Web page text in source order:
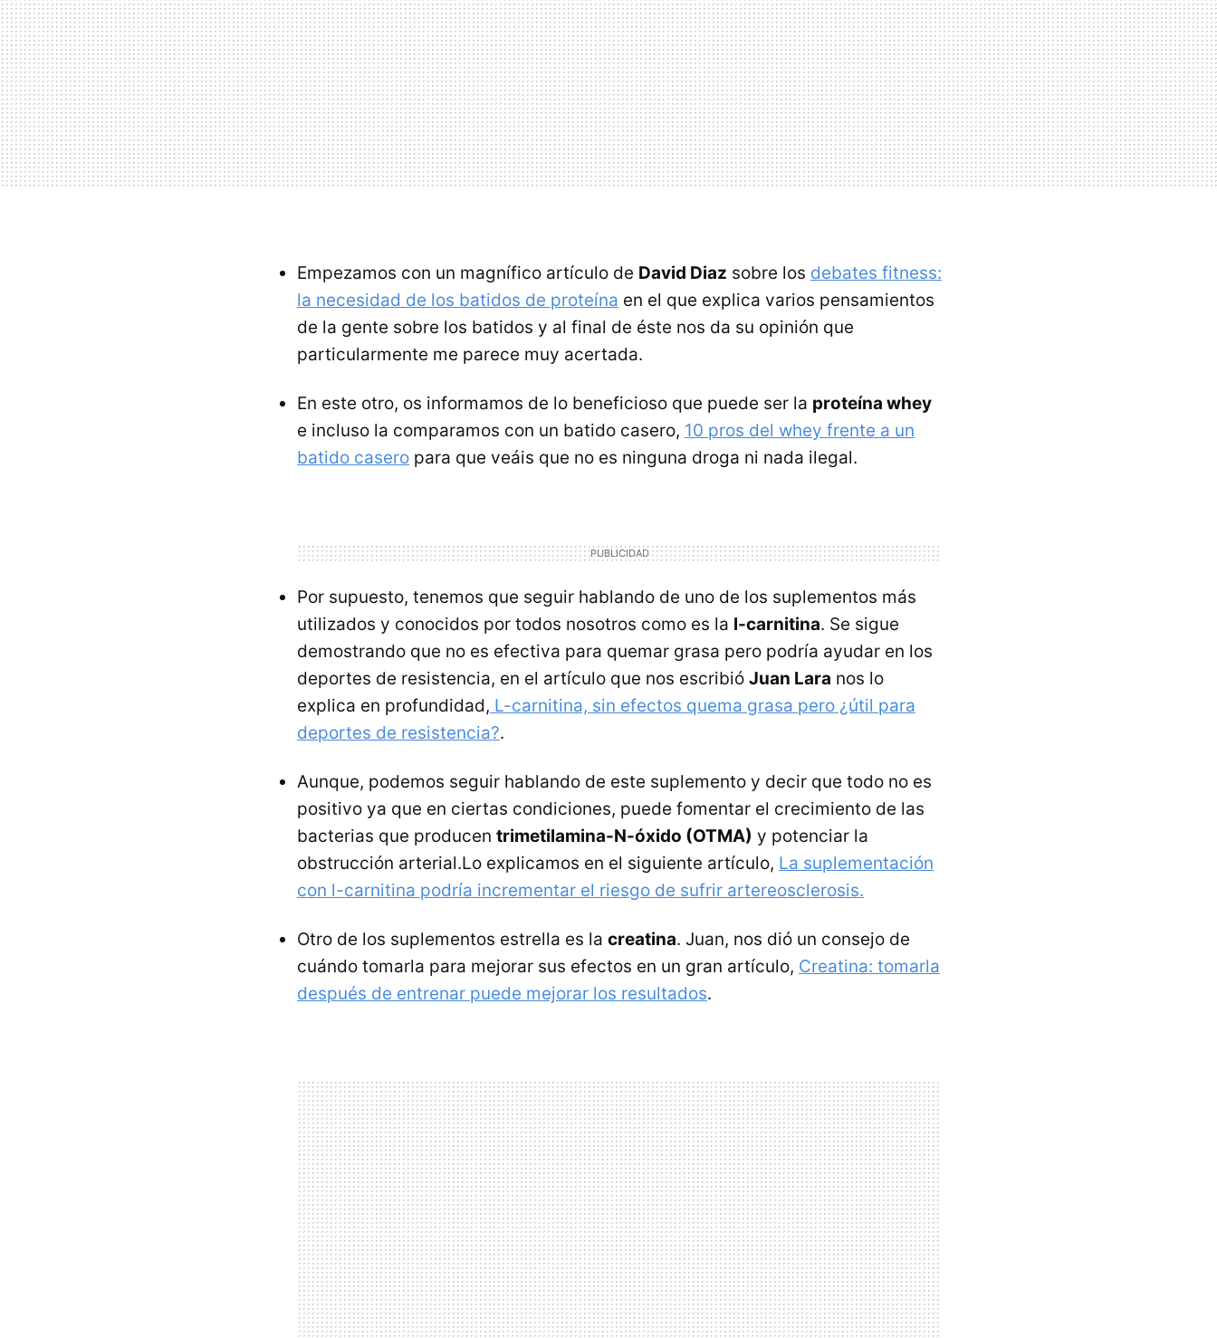
Empezamos con un magnífico artículo de David Diaz sobre los debates fitness:
la necesidad de los batidos de proteína en el que explica varios pensamientos
de la gente sobre los batidos y al final de éste nos da su opinión que
particularmente me parece muy acertada.
En este otro, os informamos de lo beneficioso que puede ser la proteína whey
e incluso la comparamos con un batido casero, 10 pros del whey frente a un
batido casero para que veáis que no es ninguna droga ni nada ilegal.
Por supuesto, tenemos que seguir hablando de uno de los suplementos más
utilizados y conocidos por todos nosotros como es la l-carnitina. Se sigue
demostrando que no es efectiva para quemar grasa pero podría ayudar en los
deportes de resistencia, en el artículo que nos escribió Juan Lara nos lo
explica en profundidad, L-carnitina, sin efectos quema grasa pero ¿útil para
deportes de resistencia?.
Aunque, podemos seguir hablando de este suplemento y decir que todo no es
positivo ya que en ciertas condiciones, puede fomentar el crecimiento de las
bacterias que producen trimetilamina-N-óxido (OTMA) y potenciar la
obstrucción arterial.Lo explicamos en el siguiente artículo, La suplementación
con l-carnitina podría incrementar el riesgo de sufrir artereosclerosis.
Otro de los suplementos estrella es la creatina. Juan, nos dió un consejo de
cuándo tomarla para mejorar sus efectos en un gran artículo, Creatina: tomarla
después de entrenar puede mejorar los resultados.